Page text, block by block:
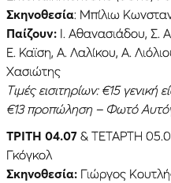
Σκηνοθεσία: Μπίλιω
Παίζουν: Ι. Αθανασιάδου, Σ.
Ε. Καϊση, Α. Λαλίκου, Α.
Χασιώτης
Τιμές εισιτηρίων: €15
€13 προπώληση – Φωτό
ΤΡΙΤΗ 04.07 & ΤΕΤΑΡΤΗ
Γκόγκολ
Σκηνοθεσία: Γιώργος